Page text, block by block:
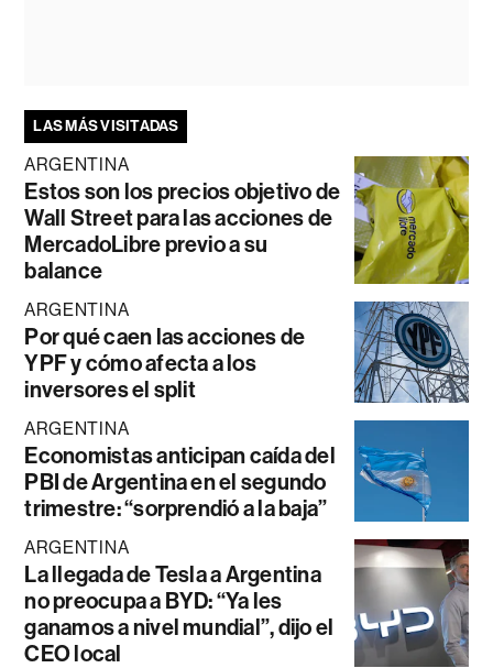
LAS MÁS VISITADAS
ARGENTINA
Estos son los precios objetivo de
Wall Street para las acciones de
MercadoLibre previo a su
balance
ARGENTINA
Por qué caen las acciones de
YPF y cómo afecta a los
inversores el split
ARGENTINA
Economistas anticipan caída del
PBI de Argentina en el segundo
trimestre: “sorprendió a la baja”
ARGENTINA
La llegada de Tesla a Argentina
no preocupa a BYD: “Ya les
ganamos a nivel mundial”, dijo el
CEO local